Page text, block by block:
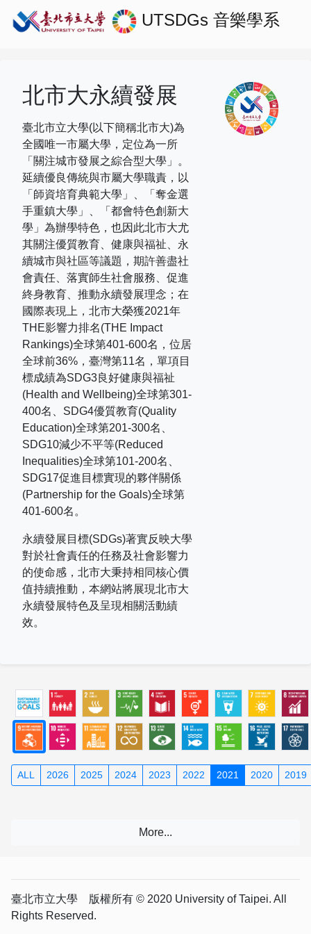
UTSDGs 音樂學系
北市大永續發展
臺北市立大學(以下簡稱北市大)為
全國唯一市屬大學，定位為一所
「關注城市發展之綜合型大學」。
延續優良傳統與市屬大學職責，以
「師資培育典範大學」、「奪金選
手重鎮大學」、「都會特色創新大
學」為辦學特色，也因此北市大尤
其關注優質教育、健康與福祉、永
續城市與社區等議題，期許善盡社
會責任、落實師生社會服務、促進
終身教育、推動永續發展理念；在
國際表現上， 北市大榮獲2021年
THE影響力排名(THE Impact
Rankings)全球第401-600名，位居
全球前36% ，臺灣第11名，單項目
標成績為SDG3良好健康與福祉
(Health and Wellbeing)全球第301-
400名、 SDG4優質教育(Quality
Education)全球第201-300名、
SDG10減少不平等(Reduced
Inequalities)全球第101-200名、
SDG17促進目標實現的夥伴關係
(Partnership for the Goals)全球第
401-600名。
永續發展目標(SDGs)著實反映大學
對於社會責任的任務及社會影響力
的使命感，北市大秉持相同核心價
值持續推動，本網站將展現北市大
永續發展特色及呈現相關活動績
效。
ALL 2026 2025 2024 2023 2022 2021 2020 2019
臺北市立大學 版權所有 © 2020 University of Taipei. All
Rights Reserved.